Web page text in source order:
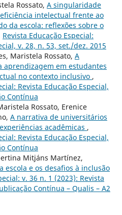
Rossato, A singularidade
intelectual frente ao
da escola: reflexões sobre o
Revista Educação Especial:
v. 28, n. 53, set./dez. 2015
Maristela Rossato, A
aprendizagem em estudantes
no contexto inclusivo ,
Revista Educação Especial,
Contínua
Rossato, Erenice
A narrativa de universitários
acadêmicas ,
Revista Educação Especial,
Contínua
Mitjáns Martínez,
escola e os desafios à inclusão
v. 36 n. 1 (2023): Revista
Contínua – Qualis – A2